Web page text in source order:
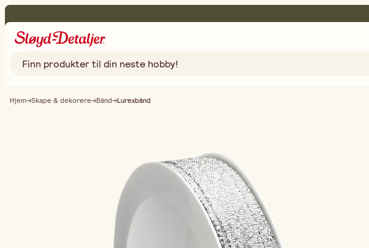
Hjem Skape & dekorere Bånd Lurexbånd